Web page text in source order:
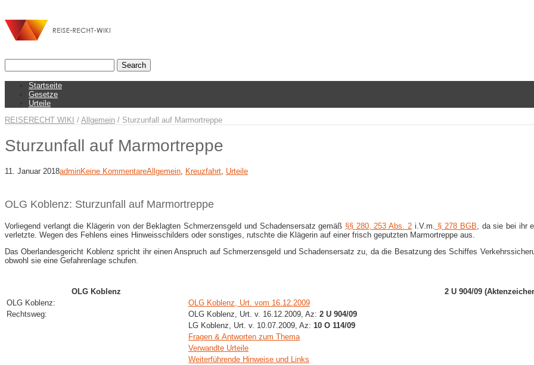
Startseite
Gesetze
Urteile
REISERECHT WIKI / Allgemein / Sturzunfall auf Marmortreppe
Sturzunfall auf Marmortreppe
11. Januar 2018adminKeine KommentareAllgemein Kreuzfahrt Urteile
OLG Koblenz: Sturzunfall auf Marmortreppe
Vorliegend verlangt die Klägerin von der Beklagten Schmerzensgeld und Schadensersatz gemäß §§ 280, 253 Abs. 2i.V.m. § 278 BGB , da sie bei ihr
verletzte. Wegen des Fehlens eines Hinweisschilders oder sonstiges, rutschte die Klägerin auf einer frisch geputzten Marmortreppe aus.
Das Oberlandesgericht Koblenz spricht ihr einen Anspruch auf Schmerzensgeld und Schadensersatz zu, da die Besatzung des Schiffes
obwohl sie eine Gefahrenlage schufen.
OLG Koblenz
2 U 904/09
OLG Koblenz:
OLG Koblenz, Urt. vom 16.12.2009
Rechtsweg:
OLG Koblenz, Urt. v. 16.12.2009, Az: 2 U 904/09
LG Koblenz, Urt. v. 10.07.2009, Az: 10 O 114/09
Fragen & Antworten zum Thema
Verwandte Urteile
Weiterführende Hinweise und Links